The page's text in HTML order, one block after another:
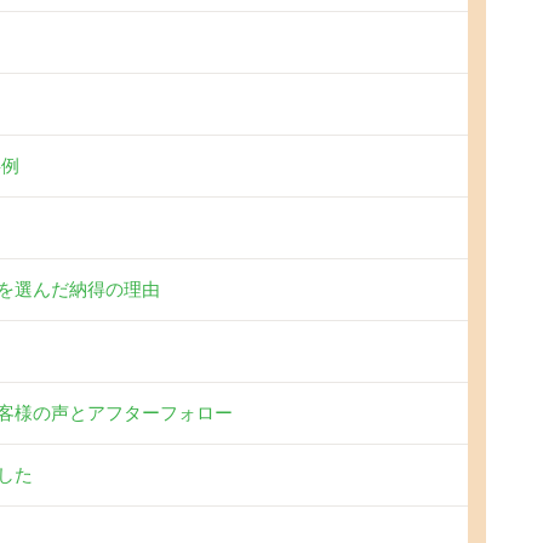
選んだ納得の理由
様の声とアフターフォロー
た